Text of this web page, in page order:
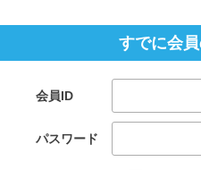
すでに会
会員ID
パスワード